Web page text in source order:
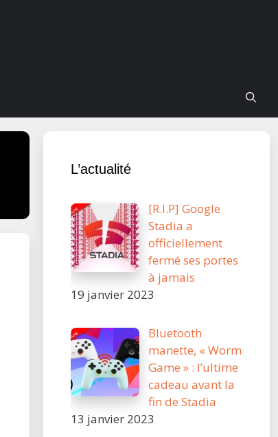
L’actualité
[R.I.P] Google
Stadia a
officiellement
fermé ses portes
à jamais
19 janvier 2023
Bluetooth
manette, « Worm
Game » : l’ultime
cadeau avant la
fin de Stadia
13 janvier 2023